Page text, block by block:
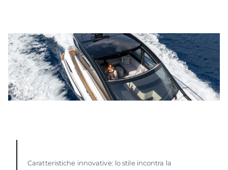
Caratteristiche innovative: lo stile incontra la